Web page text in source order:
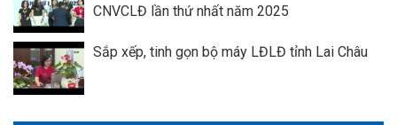
CNVCLĐ lần thứ nhất năm 2025
Sắp xếp, tinh gọn bộ máy LĐLĐ tỉnh Lai Châu